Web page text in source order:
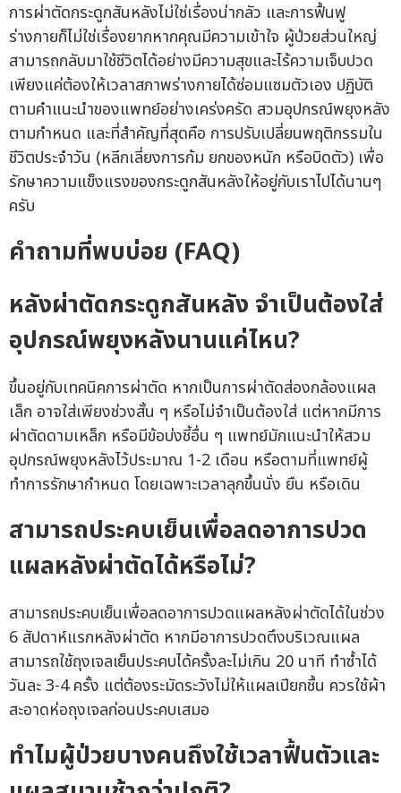
การผ่าตัดกระดูกสันหลังไม่ใช่เรื่องน่ากลัว และการฟื้นฟู
ร่างกายก็ไม่ใช่เรื่องยากหากคุณมีความเข้าใจ ผู้ป่วยส่วนใหญ่
สามารถกลับมาใช้ชีวิตได้อย่างมีความสุขและไร้ความเจ็บปวด
เพียงแค่ต้องให้เวลาสภาพร่างกายได้ซ่อมแซมตัวเอง ปฏิบัติ
ตามคำแนะนำของแพทย์อย่างเคร่งครัด สวมอุปกรณ์พยุงหลัง
ตามกำหนด และที่สำคัญที่สุดคือ การปรับเปลี่ยนพฤติกรรมใน
ชีวิตประจำวัน (หลีกเลี่ยงการก้ม ยกของหนัก หรือบิดตัว) เพื่อ
รักษาความแข็งแรงของกระดูกสันหลังให้อยู่กับเราไปได้นานๆ
ครับ
คำถามที่พบบ่อย (FAQ)
หลังผ่าตัดกระดูกสันหลัง จำเป็นต้องใส่
อุปกรณ์พยุงหลังนานแค่ไหน?
ขึ้นอยู่กับเทคนิคการผ่าตัด หากเป็นการผ่าตัดส่องกล้องแผล
เล็ก อาจใส่เพียงช่วงสั้น ๆ หรือไม่จำเป็นต้องใส่ แต่หากมีการ
ผ่าตัดดามเหล็ก หรือมีข้อบ่งชี้อื่น ๆ แพทย์มักแนะนำให้สวม
อุปกรณ์พยุงหลังไว้ประมาณ 1-2 เดือน หรือตามที่แพทย์ผู้
ทำการรักษากำหนด โดยเฉพาะเวลาลุกขึ้นนั่ง ยืน หรือเดิน
สามารถประคบเย็นเพื่อลดอาการปวด
แผลหลังผ่าตัดได้หรือไม่?
สามารถประคบเย็นเพื่อลดอาการปวดแผลหลังผ่าตัดได้ในช่วง
6 สัปดาห์แรกหลังผ่าตัด หากมีอาการปวดตึงบริเวณแผล
สามารถใช้ถุงเจลเย็นประคบได้ครั้งละไม่เกิน 20 นาที ทำซ้ำได้
วันละ 3-4 ครั้ง แต่ต้องระมัดระวังไม่ให้แผลเปียกชื้น ควรใช้ผ้า
สะอาดห่อถุงเจลก่อนประคบเสมอ
ทำไมผู้ป่วยบางคนถึงใช้เวลาฟื้นตัวและ